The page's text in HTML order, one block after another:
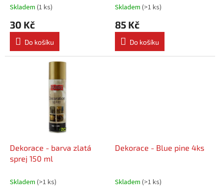
Skladem (1 ks)
30 Kč
Do košíku
Skladem (>1 ks)
85 Kč
Do košíku
Dekorace - barva zlatá
sprej 150 ml
Skladem (>1 ks)
Dekorace - Blue pine 4ks
Skladem (>1 ks)